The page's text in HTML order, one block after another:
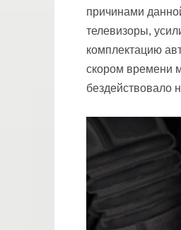
причинами
телевизоры,
комплектацию
скором времени
бездействовало